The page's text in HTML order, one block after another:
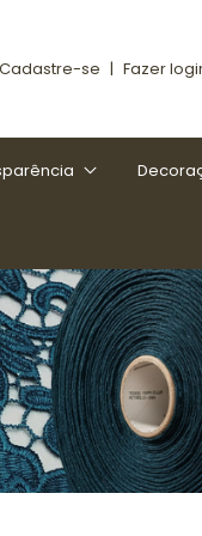
Cadastre-se | Fazer